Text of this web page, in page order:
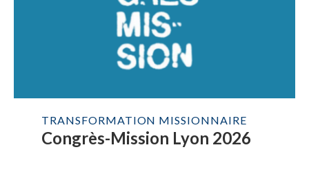
TRANSFORMATION MISSIONNAIRE
Congrès-Mission Lyon 2026